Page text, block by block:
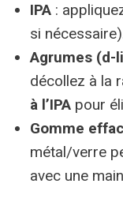
IPA :
si
Agrumes (d-
décollez à la
à l’IPA pour
Gomme
métal/verre
avec une